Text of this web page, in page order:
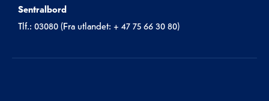
Sentralbord
Tlf.: 03080 (Fra utlandet: + 47 75 66 30 80)